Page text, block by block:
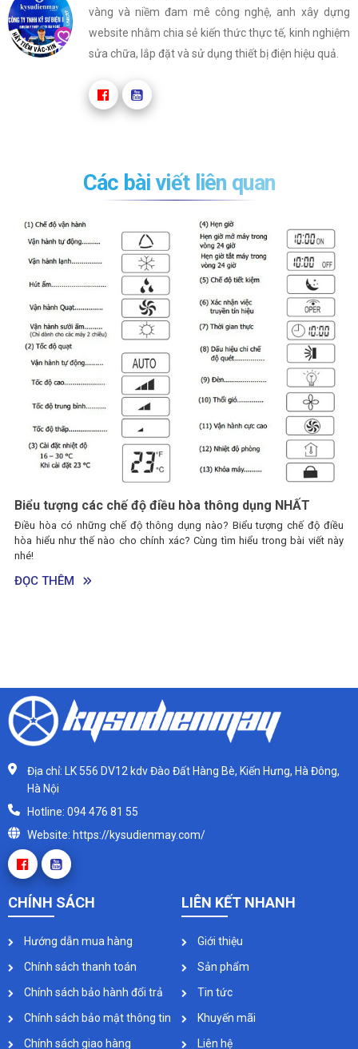
vàng và niềm đam mê công nghệ, anh xây dựng
website nhằm chia sẻ kiến thức thực tế, kinh nghiệm
sửa chữa, lắp đặt và sử dụng thiết bị điện hiệu quả.
Các bài viết liên quan
NHẤT
tượng chế độ điều
trong bài viết này
Chế độ sleep của điều hòa là gì?
sleep
Chế độ ngủ của điều hòa là gì? Chế độ sleep
như thế nào? Cùng tìm hiểu trong bài viết này nhé!
ĐỌC THÊM
Địa chỉ: LK 556 DV12 kdv Đào Đất Hàng Bè, Kiến Hưng, Hà Đông,
Hà Nội
Hotline: 094 476 81 55
Website: https://kysudienmay.com/
CHÍNH SÁCH
Hướng dẫn mua hàng
Chính sách thanh toán
Chính sách bảo hành đổi trả
Chính sách bảo mật thông tin
Chính sách giao hàng
LIÊN KẾT NHANH
Giới thiệu
Sản phẩm
Tin tức
Khuyến mãi
Liên hệ